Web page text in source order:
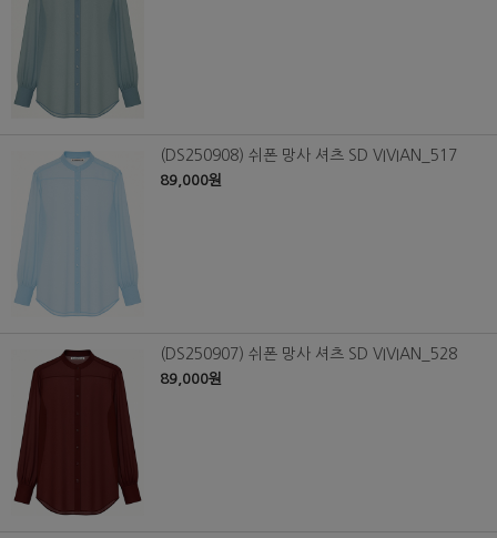
(DS250908) 쉬폰 망사 셔츠 SD VIVIAN_517
89,000원
(DS250907) 쉬폰 망사 셔츠 SD VIVIAN_528
89,000원